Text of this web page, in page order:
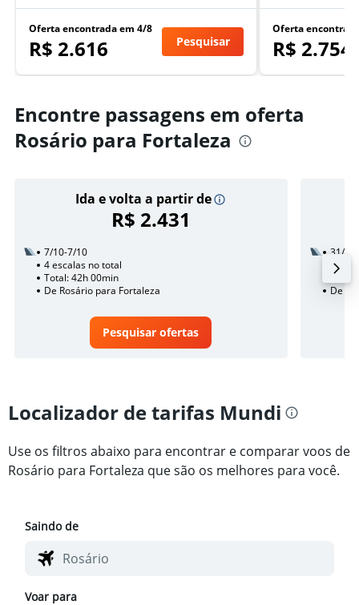
Oferta encontrada em 4/8
R$ 2.616 Pesquisar
Oferta
R$ 2.754
Encontre passagens em oferta
Rosário para Fortaleza
Ida e volta a partir de
R$ 2.431
7/10-7/10
4 escalas no total
Total: 42h 00min
De Rosário para Fortaleza
Pesquisar ofertas
31/1
2
De
Localizador de tarifas Mundi
Use os filtros abaixo para encontrar e comparar voos de
Rosário para Fortaleza que são os melhores para você.
Saindo de
Voar para